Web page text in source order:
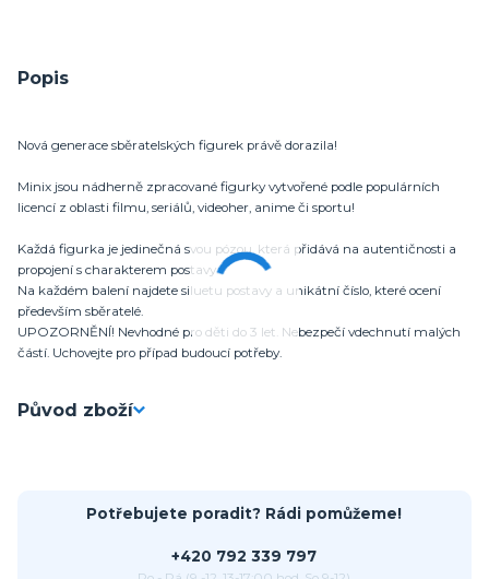
Popis
Nová generace sběratelských figurek právě dorazila!
Minix jsou nádherně zpracované figurky vytvořené podle populárních
licencí z oblasti filmu, seriálů, videoher, anime či sportu!
Každá figurka je jedinečná svou pózou, která přidává na autentičnosti a
propojení s charakterem postavy.
Na každém balení najdete siluetu postavy a unikátní číslo, které ocení
především sběratelé.
UPOZORNĚNÍ! Nevhodné pro děti do 3 let. Nebezpečí vdechnutí malých
částí. Uchovejte pro případ budoucí potřeby.
Původ zboží
Potřebujete poradit? Rádi pomůžeme!
+420 792 339 797